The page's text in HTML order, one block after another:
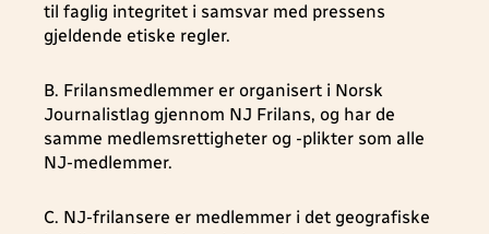
til faglig integritet i samsvar med pressens
gjeldende etiske regler.
B. Frilansmedlemmer er organisert i Norsk
Journalistlag gjennom NJ Frilans, og har de
samme medlemsrettigheter og -plikter som alle
NJ-medlemmer.
C. NJ-frilansere er medlemmer i det geografiske